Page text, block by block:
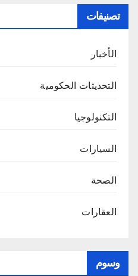
تصنيفات
الأخبار
التحديثات الحكومية
التكنولوجيا
السيارات
الصحة
العقارات
وسوم